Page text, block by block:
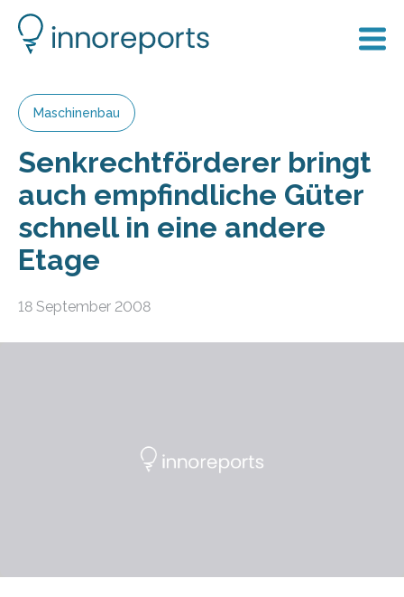
Maschinenbau
Senkrechtförderer bringt
auch empfindliche Güter
schnell in eine andere
Etage
18 September 2008